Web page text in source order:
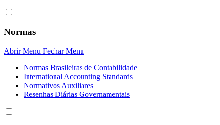
Normas
Abrir Menu Fechar Menu
Normas Brasileiras de Contabilidade
International Accounting Standards
Normativos Auxiliares
Resenhas Diárias Governamentais